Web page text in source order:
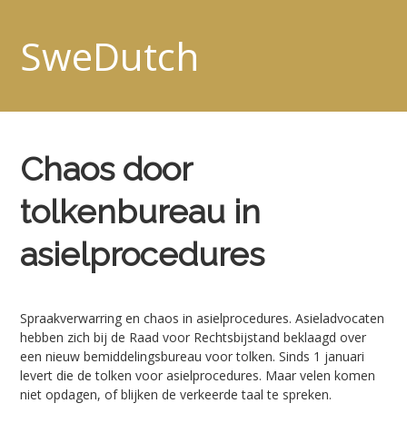
SweDutch
Chaos door
tolkenbureau in
asielprocedures
Spraakverwarring en chaos in asielprocedures. Asieladvocaten
hebben zich bij de Raad voor Rechtsbijstand beklaagd over
een nieuw bemiddelingsbureau voor tolken. Sinds 1 januari
levert die de tolken voor asielprocedures. Maar velen komen
niet opdagen, of blijken de verkeerde taal te spreken.